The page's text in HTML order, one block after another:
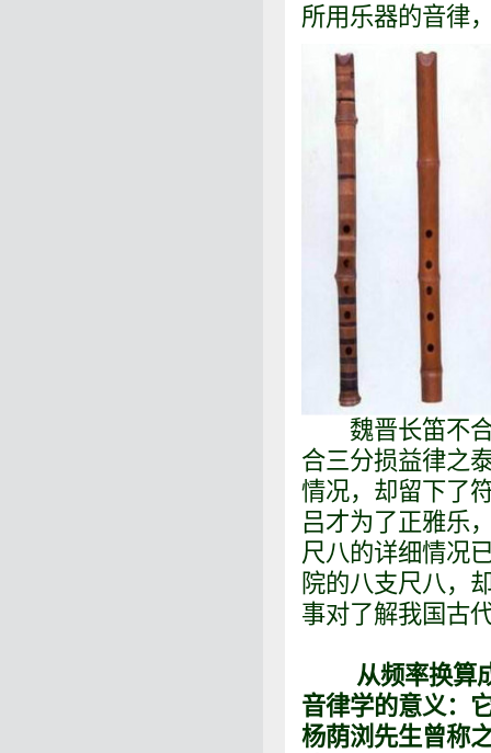
所用乐器的音律
魏晋长笛不合
合三分损益律之
情况，却留下了
吕才为了正雅乐
尺八的详细情况
院的八支尺八，
事对了解我国古
从频率换算
音律学的意义：
杨荫浏先生曾称